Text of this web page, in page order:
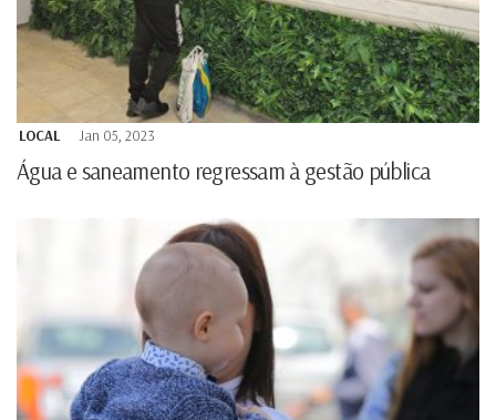
LOCAL Jan 05, 2023
Água e saneamento regressam à gestão pública